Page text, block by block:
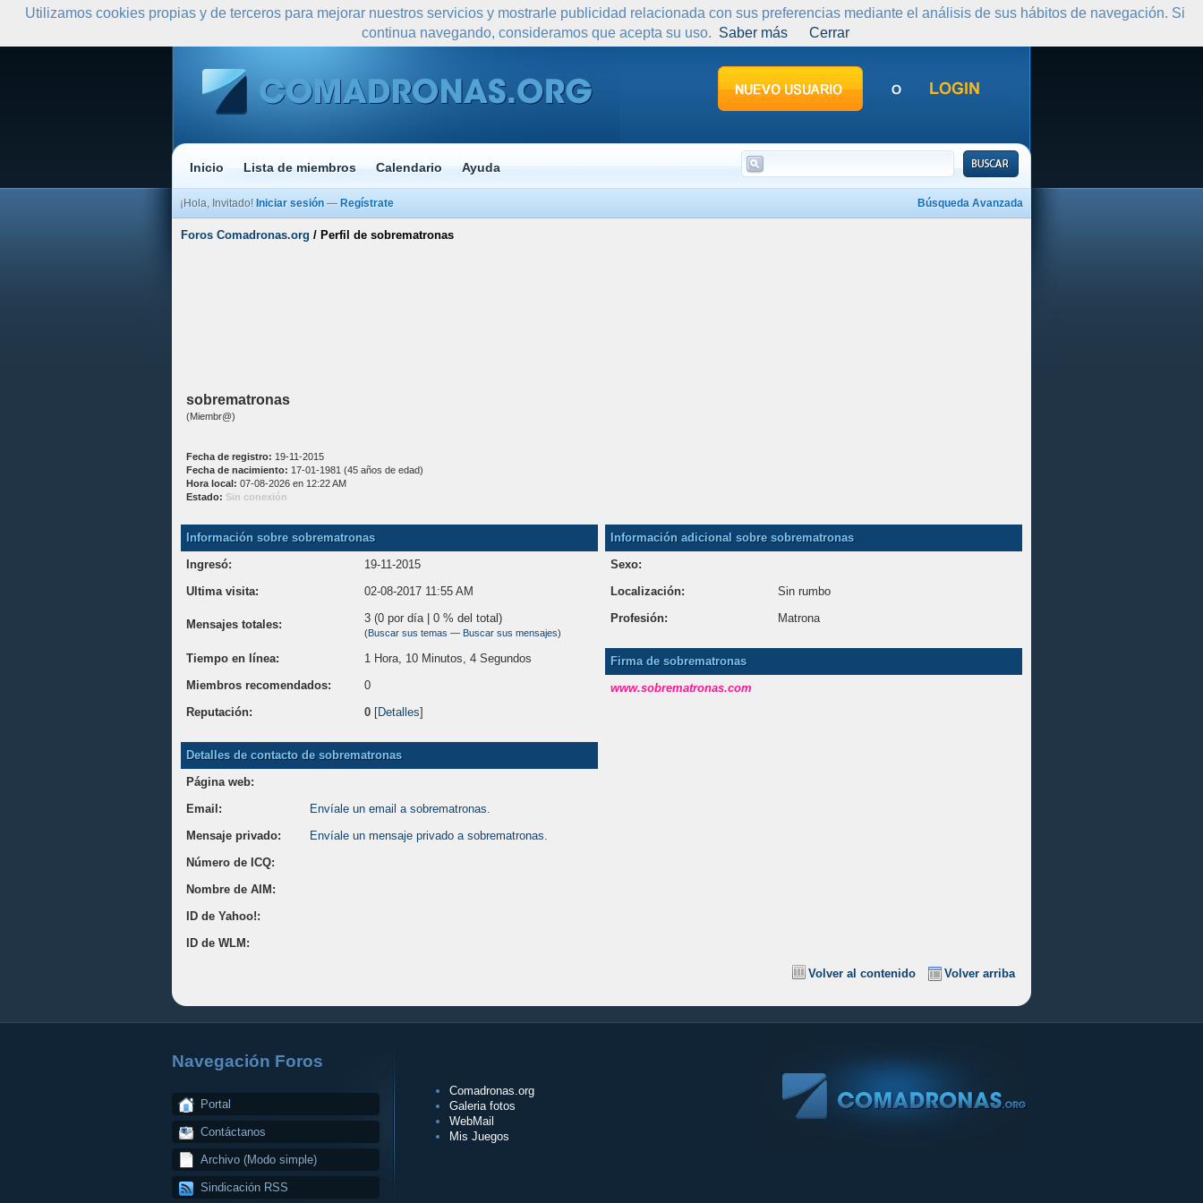
Inicio Lista de miembros Calendario Ayuda
Búsqueda Avanzada
¡Hola, Invitado! Iniciar sesión — Regístrate
Foros Comadronas.org / Perfil de sobrematronas
sobrematronas
(Miembr@)
Fecha de registro: 19-11-2015
Fecha de nacimiento: 17-01-1981 (45 años de edad)
Hora local: 07-08-2026 en 12:22 AM
Estado: Sin conexión
Información sobre sobrematronas
Ingresó:
19-11-2015
Ultima visita:
02-08-2017 11:55 AM
Mensajes totales: 3 (0 por día | 0 % del total)
(Buscar sus temas — Buscar sus mensajes)
Tiempo en línea:
1 Hora, 10 Minutos, 4 Segundos
Miembros recomendados:
0
Reputación:
0 [Detalles]
Detalles de contacto de sobrematronas
Página web:
Email:
Envíale un email a sobrematronas.
Mensaje privado:
Envíale un mensaje privado a sobrematronas.
Número de ICQ:
Nombre de AIM:
ID de Yahoo!:
ID de WLM:
Información adicional sobre sobrematronas
Sexo:
Localización:
Sin rumbo
Profesión:
Matrona
Firma de sobrematronas
www.sobrematronas.com
Volver arriba
Volver al contenido
Navegación Foros
Portal
Contáctanos
Archivo (Modo simple)
Sindicación RSS
Comadronas.org
Galeria fotos
WebMail
Mis Juegos
Utilizamos cookies propias y de terceros para mejorar nuestros servicios y mostrarle publicidad relacionada con sus preferencias mediante el análisis de sus hábitos de navegación. Si
continua navegando, consideramos que acepta su uso. Saber más Cerrar